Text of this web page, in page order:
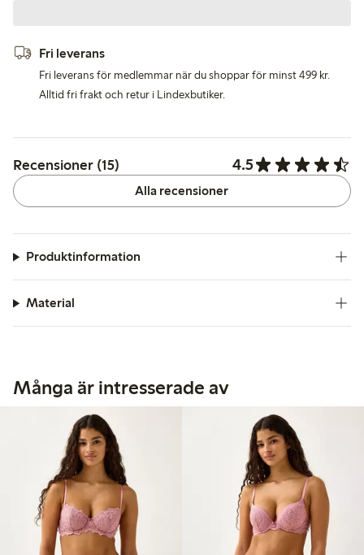
Fri leverans
Fri leverans för medlemmar när du shoppar för minst 499 kr.
Alltid fri frakt och retur i Lindexbutiker.
Recensioner (15) 4.5
Alla recensioner
Produktinformation
Material
Många är intresserade av